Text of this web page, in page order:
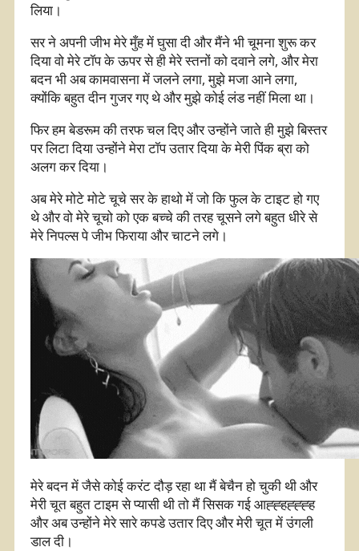
लिया।
सर ने अपनी जीभ मेरे मुँह में घुसा दी और मैंने भी चूमना शुरू कर
दिया वो मेरे टॉप के ऊपर से ही मेरे स्तनों को दवाने लगे, और मेरा
बदन भी अब कामवासना में जलने लगा, मुझे मजा आने लगा,
क्योंकि बहुत दीन गुजर गए थे और मुझे कोई लंड नहीं मिला था।
फिर हम बेडरूम की तरफ चल दिए और उन्होंने जाते ही मुझे बिस्तर
पर लिटा दिया उन्होंने मेरा टॉप उतार दिया के मेरी पिंक ब्रा को
अलग कर दिया।
अब मेरे मोटे मोटे चूचे सर के हाथो में जो कि फुल के टाइट हो गए
थे और वो मेरे चूचो को एक बच्चे की तरह चूसने लगे बहुत धीरे से
मेरे निपल्स पे जीभ फिराया और चाटने लगे।
मेरे बदन में जैसे कोई करंट दौड़ रहा था मैं बेचैन हो चुकी थी और
मेरी चूत बहुत टाइम से प्यासी थी तो मैं सिसक गई आह्ह्हह्ह्ह्ह
और अब उन्होंने मेरे सारे कपडे उतार दिए और मेरी चूत में उंगली
डाल दी।